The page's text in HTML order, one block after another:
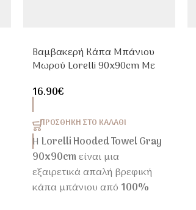
Βαμβακερή Κάπα Μπάνιου
Μωρού Lorelli 90x90cm Με
16.90€
ΠΡΟΣΘΉΚΗ ΣΤΟ ΚΑΛΆΘΙ
Η Lorelli Hooded Towel Gray
90x90cmείναι μια
εξαιρετικά απαλή βρεφική
κάπα μπάνιου από 100%